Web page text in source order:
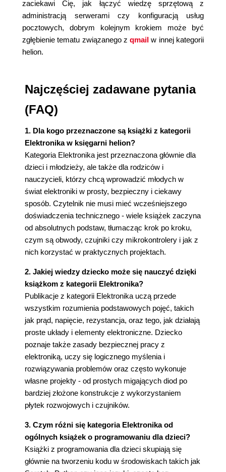
zaciekawi Cię, jak łączyć wiedzę sprzętową z
administracją serwerami czy konfiguracją usług
pocztowych, dobrym kolejnym krokiem może być
zgłębienie tematu związanego zqmail w innej kategorii
helion.
Najczęściej zadawane pytania
(FAQ)
1. Dla kogo przeznaczone są książki z kategorii
Elektronika w księgarni helion?
Kategoria Elektronika jest przeznaczona głównie dla
dzieci i młodzieży, ale także dla rodziców i
nauczycieli, którzy chcą wprowadzić młodych w
świat elektroniki w prosty, bezpieczny i ciekawy
sposób. Czytelnik nie musi mieć wcześniejszego
doświadczenia technicznego - wiele książek zaczyna
od absolutnych podstaw, tłumacząc krok po kroku,
czym są obwody, czujniki czy mikrokontrolery i jak z
nich korzystać w praktycznych projektach.
2. Jakiej wiedzy dziecko może się nauczyć dzięki
książkom z kategorii Elektronika?
Publikacje z kategorii Elektronika uczą przede
wszystkim rozumienia podstawowych pojęć, takich
jak prąd, napięcie, rezystancja, oraz tego, jak działają
proste układy i elementy elektroniczne. Dziecko
poznaje także zasady bezpiecznej pracy z
elektroniką, uczy się logicznego myślenia i
rozwiązywania problemów oraz często wykonuje
własne projekty - od prostych migających diod po
bardziej złożone konstrukcje z wykorzystaniem
płytek rozwojowych i czujników.
3. Czym różni się kategoria Elektronika od
ogólnych książek o programowaniu dla dzieci?
Książki z programowania dla dzieci skupiają się
głównie na tworzeniu kodu w środowiskach takich jak